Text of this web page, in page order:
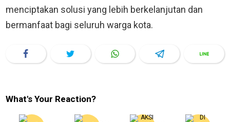
menciptakan solusi yang lebih berkelanjutan dan
bermanfaat bagi seluruh warga kota.
What's Your Reaction?